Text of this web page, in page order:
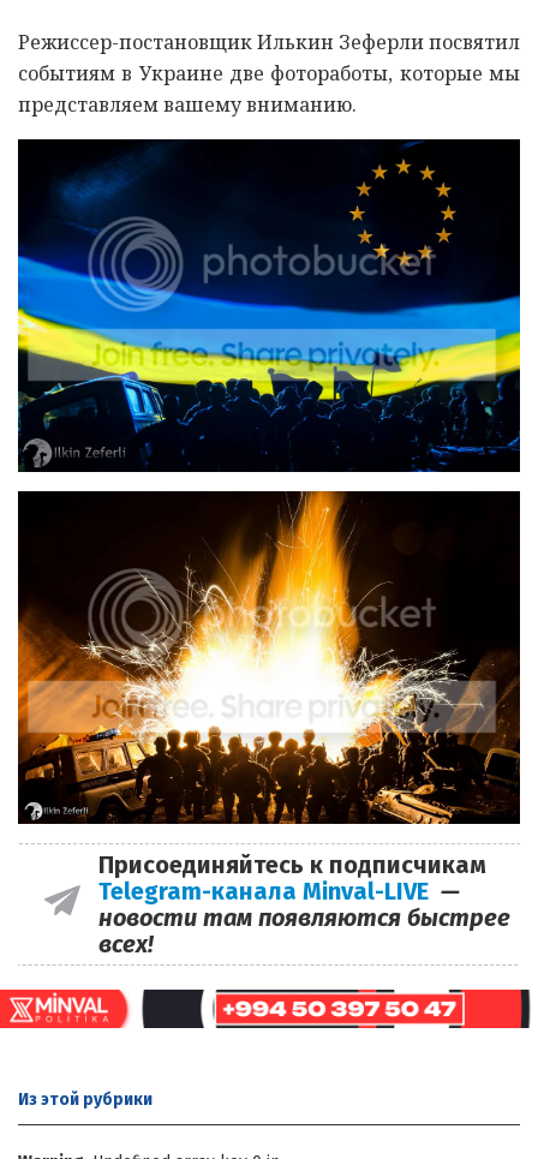
Режиссер-постановщик Илькин Зеферли посвятил
событиям в Украине две фотоработы, которые мы
представляем вашему вниманию.
Присоединяйтесь к подписчикам
Telegram-канала Minval-LIVE —
новости там появляются быстрее
всех!
Из этой рубрики